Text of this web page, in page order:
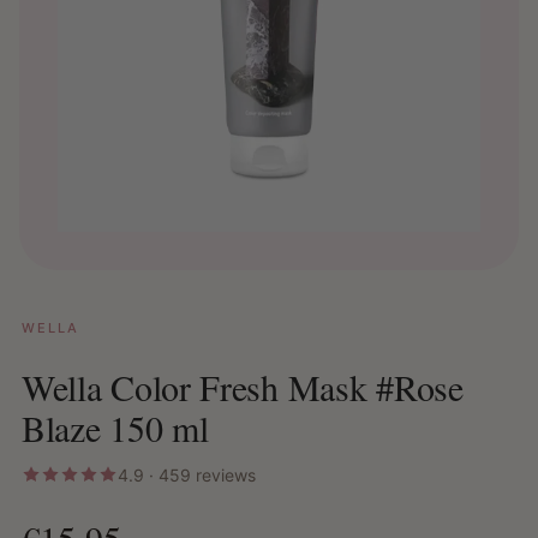
WELLA
Wella Color Fresh Mask #Rose
Blaze 150 ml
4.9 · 459 reviews